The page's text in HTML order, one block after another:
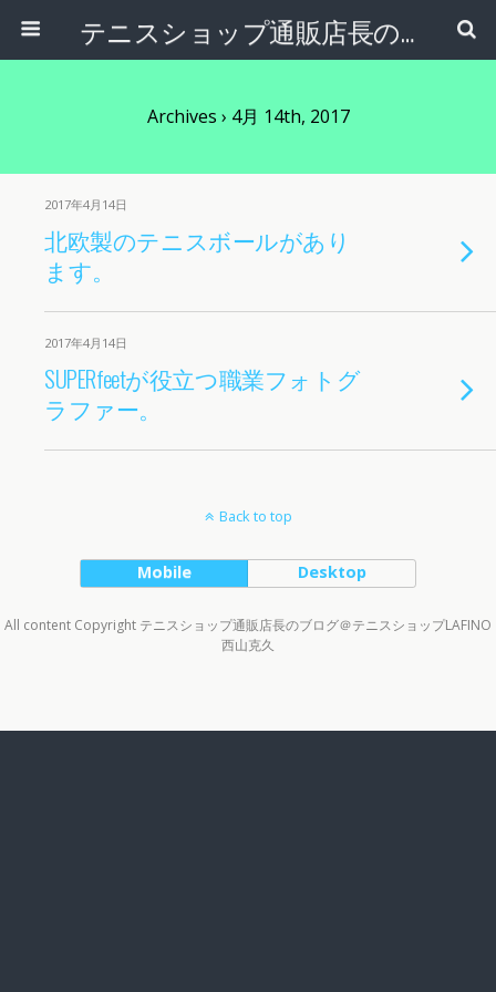
テニスショップ通販店長のブログ＠テニスショップLAFINO 西山克久
Archives › 4月 14th, 2017
2017年4月14日
北欧製のテニスボールがあり
ます。
2017年4月14日
SUPERfeetが役立つ職業フォトグ
ラファー。
Back to top
Mobile Desktop
All content Copyright テニスショップ通販店長のブログ＠テニスショップLAFINO
西山克久